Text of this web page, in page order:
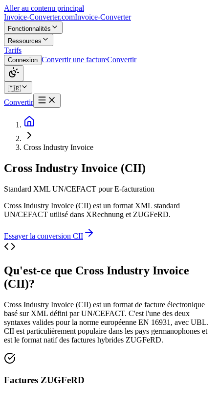
Aller au contenu principal
Invoice-Converter.comInvoice-Converter
Fonctionnalités
Ressources
Tarifs
Connexion Convertir une factureConvertir
🇫🇷
Convertir
Cross Industry Invoice
Cross Industry Invoice (CII)
Standard XML UN/CEFACT pour E-facturation
Cross Industry Invoice (CII) est un format XML standard
UN/CEFACT utilisé dans XRechnung et ZUGFeRD.
Essayer la conversion CII
Qu'est-ce que Cross Industry Invoice
(CII)?
Cross Industry Invoice (CII) est un format de facture électronique
basé sur XML défini par UN/CEFACT. C'est l'une des deux
syntaxes valides pour la norme européenne EN 16931, avec UBL.
CII est particulièrement populaire dans les pays germanophones et
est le format natif des factures hybrides ZUGFeRD.
Factures ZUGFeRD